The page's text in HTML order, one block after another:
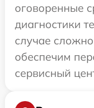
оговоренные
диагностики
случае
обеспечим
сервисный